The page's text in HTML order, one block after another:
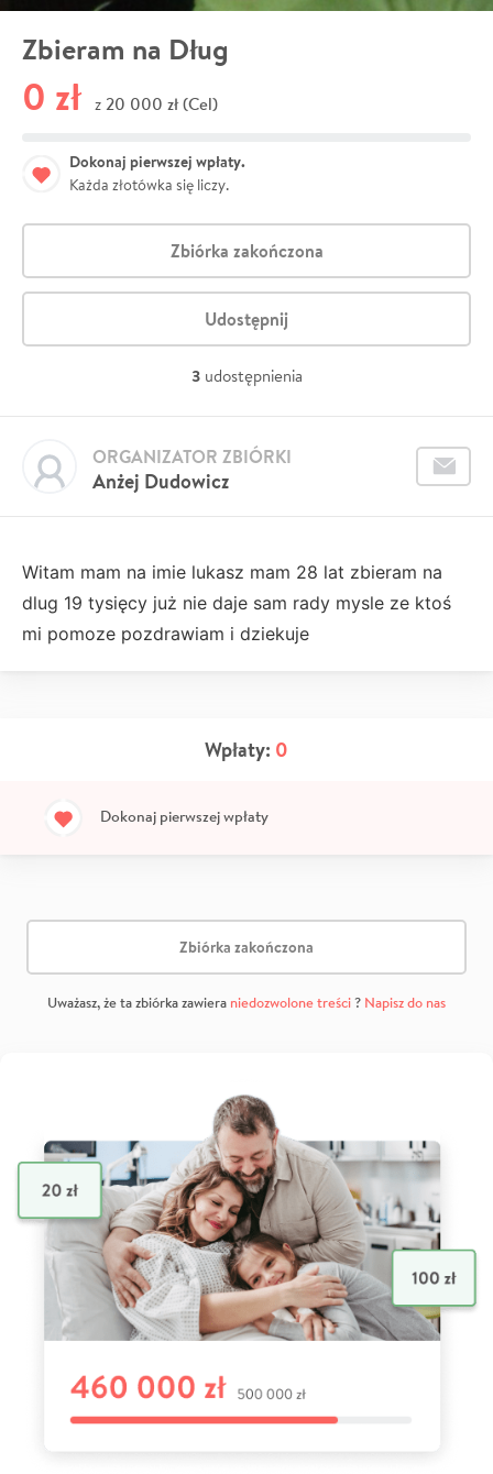
Zbieram na Dług
0 zł z 20 000 zł (Cel)
Dokonaj pierwszej wpłaty.
Każda złotówka się liczy.
Zbiórka zakończona
Udostępnij
3 udostępnienia
Anżej Dudowicz
ORGANIZATOR ZBIÓRKI
Witam mam na imie lukasz mam 28 lat zbieram na
dlug 19 tysięcy już nie daje sam rady mysle ze ktoś
mi pomoze pozdrawiam i dziekuje
Wpłaty: 0
Dokonaj pierwszej wpłaty
Zbiórka zakończona
Uważasz, że ta zbiórka zawiera niedozwolone treści? Napisz do nas